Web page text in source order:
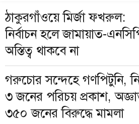
ঠাকুরগাঁওয়ে মির্জা ফখরুল:
নির্বাচন হলে জামায়াত-
অস্তিত্ব থাকবে না
গরুচোর সন্দেহে গণপিটুনি,
৩ জনের পরিচয় প্রকাশ,
৩৫০ জনের বিরুদ্ধে মামলা